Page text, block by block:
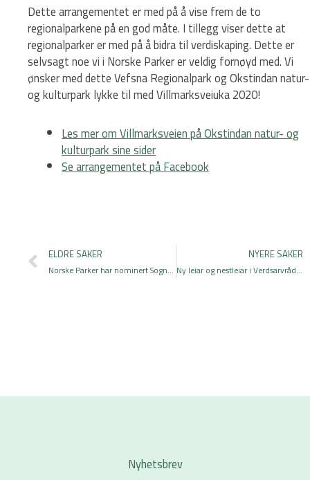
Dette arrangementet er med på å vise frem de to
regionalparkene på en god måte. I tillegg viser dette at
regionalparker er med på å bidra til verdiskaping. Dette er
selvsagt noe vi i Norske Parker er veldig fornøyd med. Vi
ønsker med dette Vefsna Regionalpark og Okstindan natur-
og kulturpark lykke til med Villmarksveiuka 2020!
Les mer om Villmarksveien på Okstindan natur- og
kulturpark sine sider
Se arrangementet på Facebook
Prev
ELDRE SAKER
Norske Parker har nominert Sognefjorden Kystpark til Europarådets landskapspris
NYERE SAKER
Ny leiar og nestleiar i Verdsarvrådet for Vestnorsk fjordlandskap
Nyhetsbrev